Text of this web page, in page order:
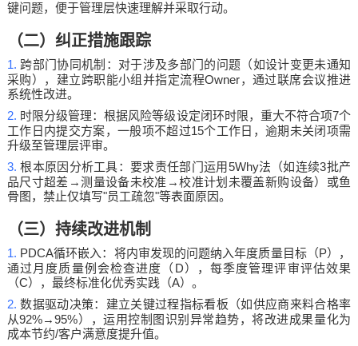
键问题，便于管理层快速理解并采取行动。
（二）纠正措施跟踪
1. 跨部门协同机制：对于涉及多部门的问题（如设计变更未通知
采购），建立跨职能小组并指定流程Owner，通过联席会议推进
系统性改进。
2. 时限分级管理：根据风险等级设定闭环时限，重大不符合项7个
工作日内提交方案，一般项不超过15个工作日，逾期未关闭项需
升级至管理层评审。
3.根本原因分析工具：要求责任部门运用5Why法（如连续3批产
品尺寸超差 →测量设备未校准 →校准计划未覆盖新购设备）或鱼
骨图，禁止仅填写"员工疏忽"等表面原因。
（三）持续改进机制
1. PDCA循环嵌入：将内审发现的问题纳入年度质量目标（P），
通过月度质量例会检查进度（ D），每季度管理评审评估效果
（C），最终标准化优秀实践（A）。
2.数据驱动决策：建立关键过程指标看板（如供应商来料合格率
从92%→95%），运用控制图识别异常趋势，将改进成果量化为
成本节约/客户满意度提升值。